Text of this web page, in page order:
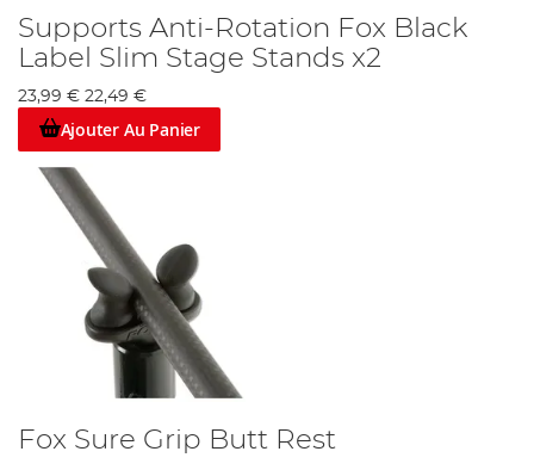
Supports Anti-Rotation Fox Black
Label Slim Stage Stands x2
23,99 € 22,49 €
Ajouter Au Panier
Fox Sure Grip Butt Rest